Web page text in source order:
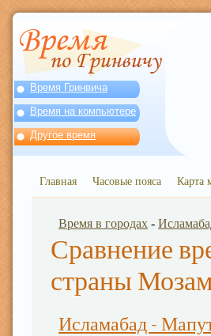
Время Гринвича
Время на компьютере
Другое время
Главная Часовые пояса Карта
Время в городах -
Сравнение
страны
Исламабад -